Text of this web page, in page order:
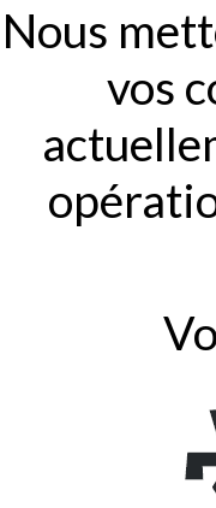
Nous
vos